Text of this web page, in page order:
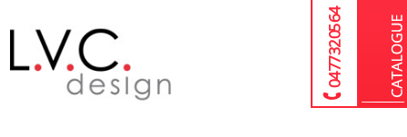
04 77 32 05 64